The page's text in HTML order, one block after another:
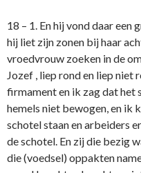
18 – 1. En hij vond daar een
hij liet zijn zonen bij haar
vroedvrouw zoeken in de
Jozef , liep rond en liep niet
firmament en ik zag dat het
hemels niet bewogen, en ik
schotel staan en arbeiders
de schotel. En zij die bezig
die (voedsel) oppakten